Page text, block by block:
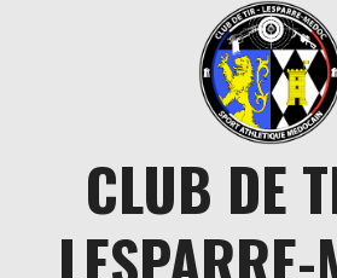
CLUB DE
LESPARRE-